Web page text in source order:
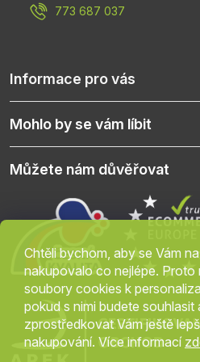
Chtěli bychom, aby se Vám
nakupovalo co nejlépe. Proto
soubory cookies k
pokud s nimi budete souhlasit
zprostředkovat Vám ještě
nakupování. Více informací
773 687 037
Informace pro vás
Mohlo by se vám líbit
Můžete nám důvěřovat